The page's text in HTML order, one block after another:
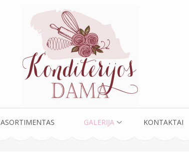
ASORTIMENTAS GALERIJA KONTAKTAI